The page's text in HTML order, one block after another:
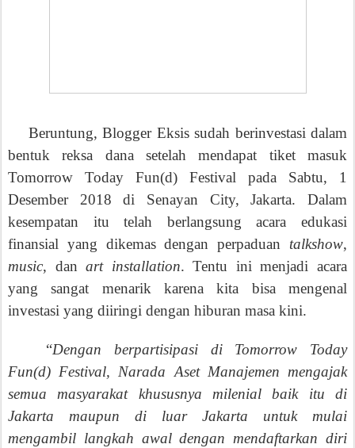
Beruntung, Blogger Eksis sudah berinvestasi dalam
bentuk reksa dana setelah mendapat tiket masuk
Tomorrow Today Fun(d) Festival pada Sabtu, 1
Desember 2018 di Senayan City, Jakarta. Dalam
kesempatan itu telah berlangsung acara edukasi
finansial yang dikemas dengan perpaduan talkshow,
music, danart installation. Tentu ini menjadi acara
yang sangat menarik karena kita bisa mengenal
investasi yang diiringi dengan hiburan masa kini.
“Dengan berpartisipasi di Tomorrow Today
Fun(d) Festival, Narada Aset Manajemen mengajak
semua masyarakat khususnya milenial baik itu di
Jakarta maupun di luar Jakarta untuk mulai
mengambil langkah awal dengan mendaftarkan diri